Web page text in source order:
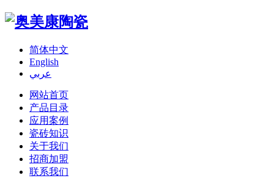
简体中文
English
عربي
网站首页
产品目录
应用案例
瓷砖知识
关于我们
招商加盟
联系我们